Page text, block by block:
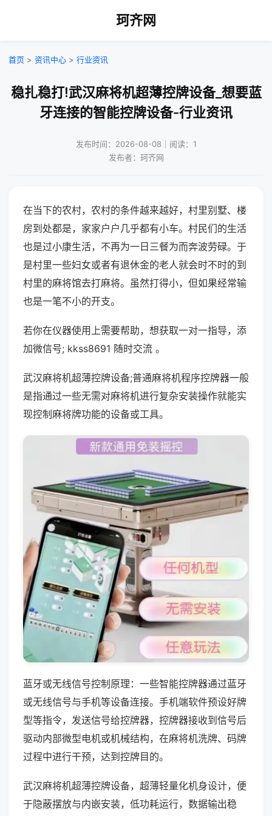
珂齐网
首页 > 资讯中心 > 行业资讯
稳扎稳打!武汉麻将机超薄控牌设备_想要蓝
牙连接的智能控牌设备-行业资讯
发布时间：2026-08-08｜阅读：1
发布者：珂齐网
在当下的农村，农村的条件越来越好，村里别墅、楼
房到处都是，家家户户几乎都有小车。村民们的生活
也是过小康生活，不再为一日三餐为而奔波劳碌。于
是村里一些妇女或者有退休金的老人就会时不时的到
村里的麻将馆去打麻将。虽然打得小，但如果经常输
也是一笔不小的开支。
若你在仪器使用上需要帮助，想获取一对一指导，添
加微信号; kkss8691 随时交流 。
武汉麻将机超薄控牌设备;普通麻将机程序控牌器一般
是指通过一些无需对麻将机进行复杂安装操作就能实
现控制麻将牌功能的设备或工具。
蓝牙或无线信号控制原理：一些智能控牌器通过蓝牙
或无线信号与手机等设备连接。手机端软件预设好牌
型等指令，发送信号给控牌器，控牌器接收到信号后
驱动内部微型电机或机械结构，在麻将机洗牌、码牌
过程中进行干预，达到控牌目的。
武汉麻将机超薄控牌设备，超薄轻量化机身设计，便
于隐蔽摆放与内嵌安装，低功耗运行，数据输出稳